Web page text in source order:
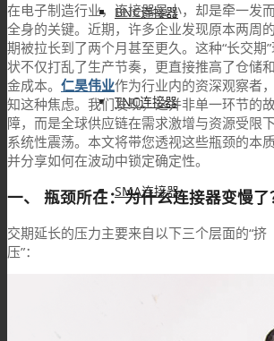
BNC连接器
TNC连接器
SMA连接器
在电子制造行业，连接器虽小，却是牵一发
全身的关键。近期，许多企业发现原本两周
期被拉长到了两个月甚至更久。这种“长交期
状不仅打乱了生产节奏，更直接推高了仓储
金成本。 仁昊伟业作为行业内的资深观察者
知这种焦虑。我们发现，这并非单一环节的
障，而是全球供应链在需求激增与资源受限
系统性震荡。本文将带您透视这些瓶颈的本质
并分享如何在波动中锁定确定性。
一、 瓶颈所在：为什么连接器变慢了
交期延长的压力主要来自以下三个层面的“挤
压”：